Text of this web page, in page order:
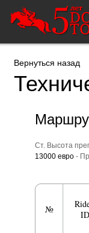
Вернуться назад
Ст. Высота
13000 евро -
№
ID